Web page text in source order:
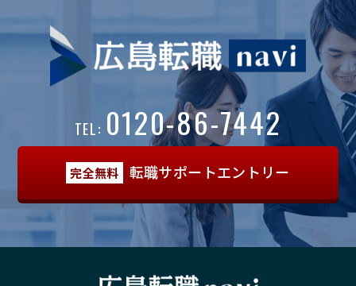
TEL: 0120-86-7442
完全無料 転職サポートエントリー